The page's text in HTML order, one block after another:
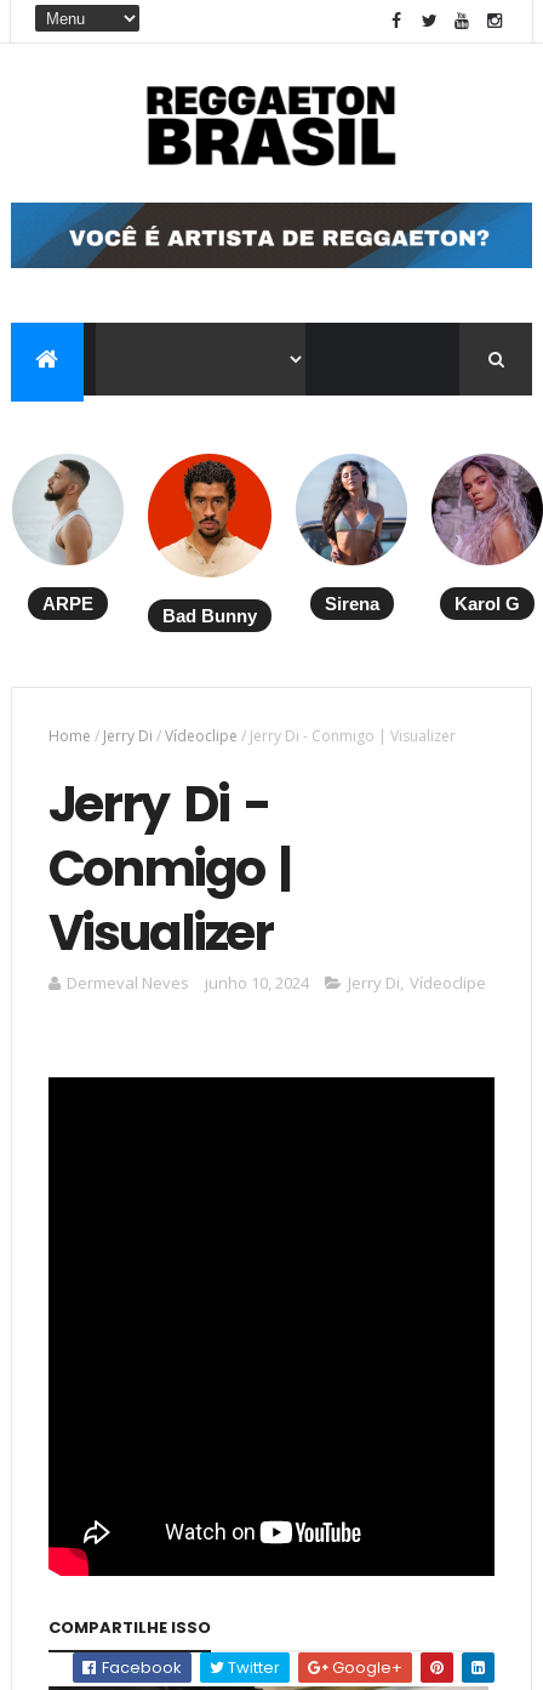
ARPE
Bad Bunny
Sirena Karol G
Home / Jerry Di /Vídeoclipe / Jerry Di - Conmigo | Visualizer
Jerry Di -
Conmigo |
Visualizer
Dermeval Neves junho 10, 2024 Jerry Di, Vídeoclipe
COMPARTILHE ISSO
Facebook
Twitter Google+